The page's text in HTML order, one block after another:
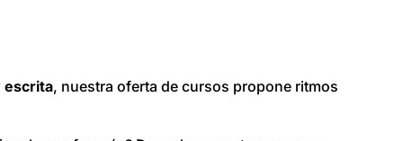
escrita, nuestra oferta de cursos propone ritmos